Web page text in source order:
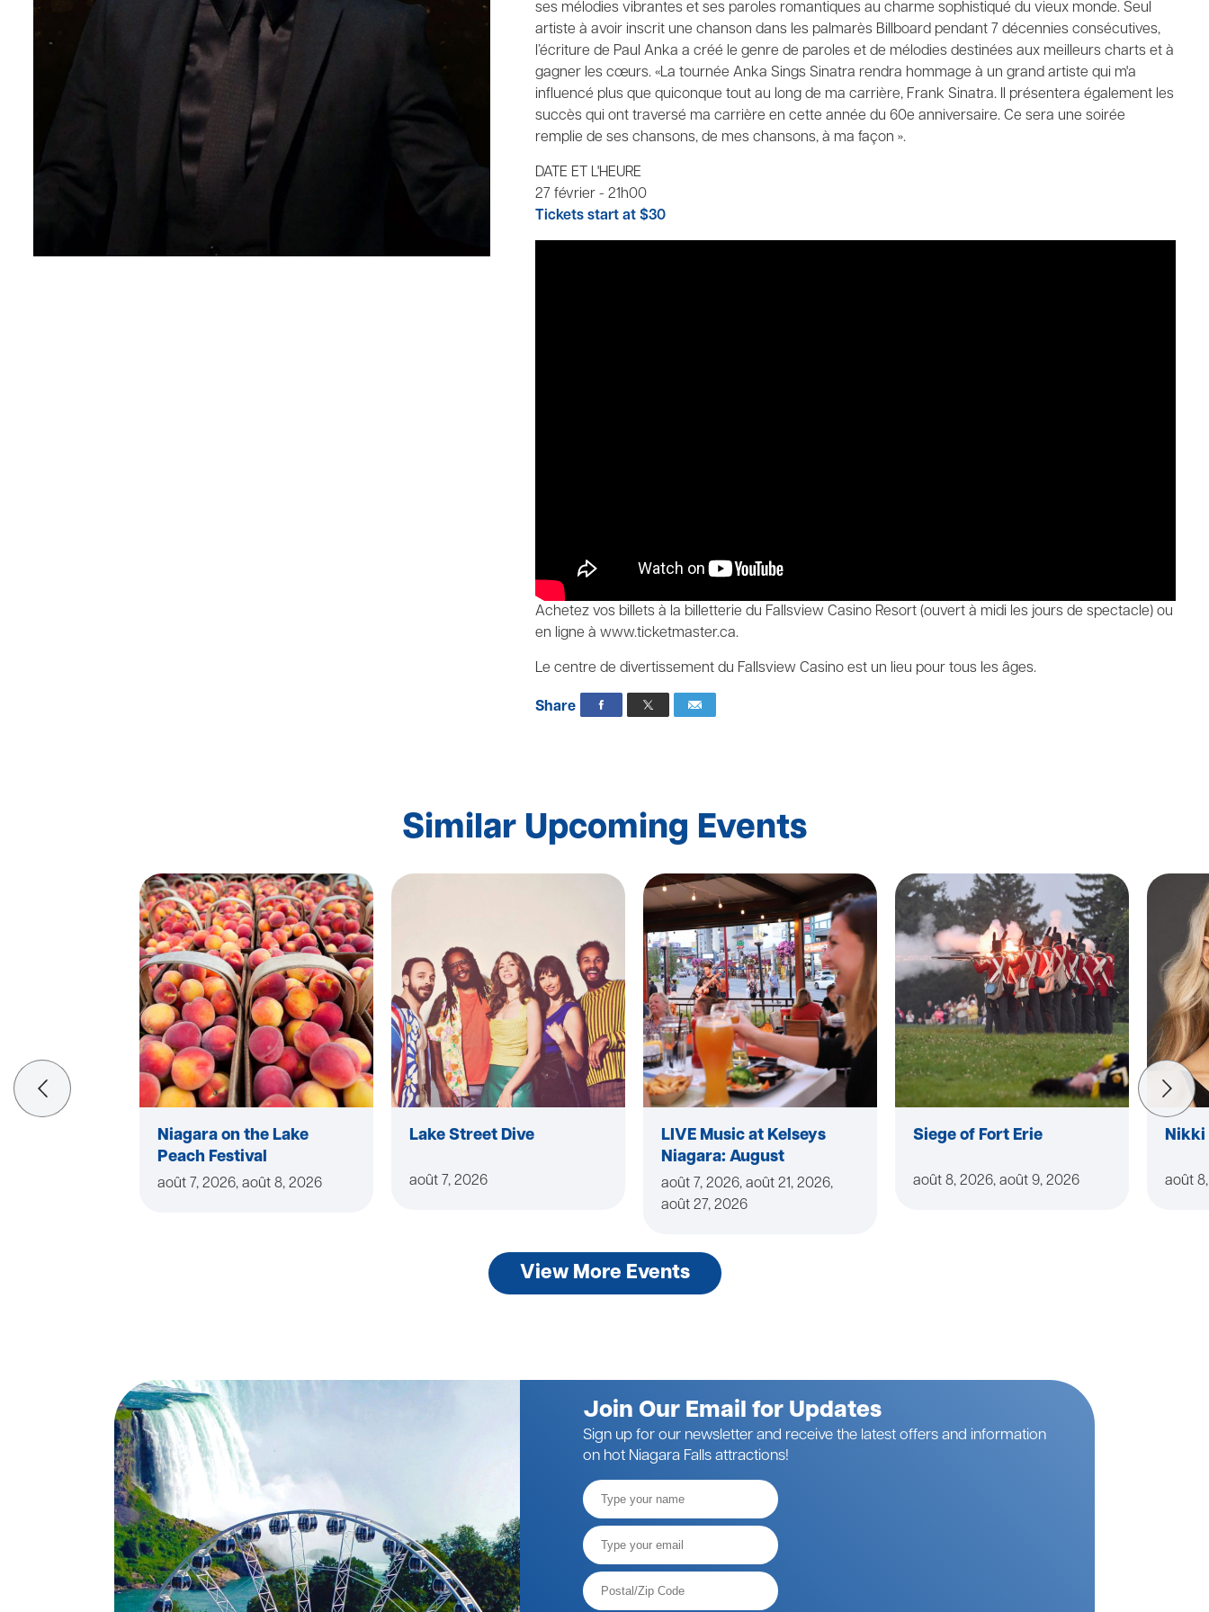
ses mélodies vibrantes et ses paroles romantiques au charme sophistiqué du vieux monde. Seul
artiste à avoir inscrit une chanson dans les palmarès Billboard pendant 7 décennies consécutives,
l’écriture de Paul Anka a créé le genre de paroles et de mélodies destinées aux meilleurs charts et à
gagner les cœurs. «La tournée Anka Sings Sinatra rendra hommage à un grand artiste qui m'a
influencé plus que quiconque tout au long de ma carrière, Frank Sinatra. Il présentera également les
succès qui ont traversé ma carrière en cette année du 60e anniversaire. Ce sera une soirée
remplie de ses chansons, de mes chansons, à ma façon ».
DATE ET L'HEURE
27 février - 21h00
Tickets start at $30
Achetez vos billets à la billetterie du Fallsview Casino Resort (ouvert à midi les jours de spectacle) ou
en ligne à www.ticketmaster.ca.
Le centre de divertissement du Fallsview Casino est un lieu pour tous les âges.
Share
Similar Upcoming Events
Niagara on the Lake
Peach Festival
août 7, 2026, août 8, 2026
Lake Street Dive
août 7, 2026
LIVE Music at Kelseys
Niagara: August
août 7, 2026, août 21, 2026,
août 27, 2026
Siege of Fort Erie
août 8, 2026, août 9, 2026
Nikki
août
View More Events
Join Our Email for Updates
Sign up for our newsletter and receive the latest offers and information
on hot Niagara Falls attractions!
Full
Name
Email*
Postal
Code*